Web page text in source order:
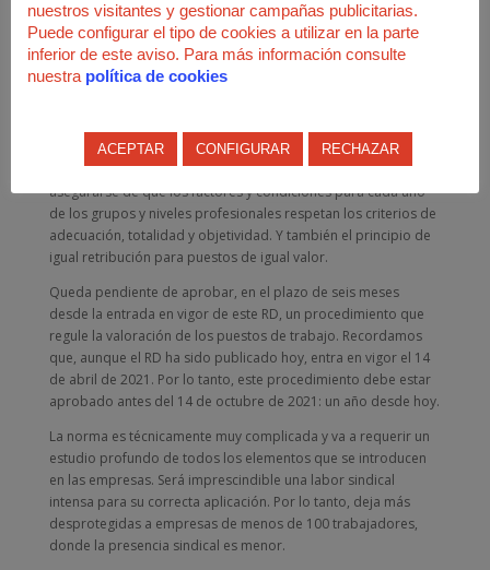
más personas en plantilla estarán obligadas a tener un plan
de igualdad.
colectiva para luchar contra la brecha
Las mesas negociadoras de los convenios colectivos deberán
asegurarse de que los factores y condiciones para cada uno
de los grupos y niveles profesionales respetan los criterios de
adecuación, totalidad y objetividad. Y también el principio de
igual retribución para puestos de igual valor.
Queda pendiente de aprobar, en el plazo de seis meses
desde la entrada en vigor de este RD, un procedimiento que
regule la valoración de los puestos de trabajo. Recordamos
que, aunque el RD ha sido publicado hoy, entra en vigor el 14
de abril de 2021. Por lo tanto, este procedimiento debe estar
aprobado antes del 14 de octubre de 2021: un año desde hoy.
La norma es técnicamente muy complicada y va a requerir un
estudio profundo de todos los elementos que se introducen
en las empresas. Será imprescindible una labor sindical
intensa para su correcta aplicación. Por lo tanto, deja más
desprotegidas a empresas de menos de 100 trabajadores,
donde la presencia sindical es menor.
nuestros visitantes y gestionar campañas publicitarias.
Puede configurar el tipo de cookies a utilizar en la parte
inferior de este aviso. Para más información consulte
nuestra política de cookies
ACEPTAR CONFIGURAR RECHAZAR